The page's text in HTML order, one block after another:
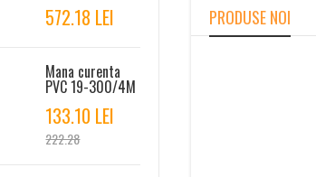
PRODUSE NOI
572.18 LEI
Mana curenta
PVC 19-300/4M
133.10 LEI
222.28